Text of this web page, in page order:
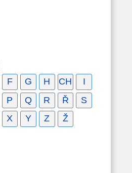
F G H CH
I
P Q R Ř
S
X Y Z Ž